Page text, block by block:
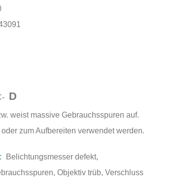
D
weist massive Gebrauchsspuren auf.
zum Aufbereiten verwendet werden.
Belichtungsmesser defekt,
Objektiv trüb, Verschluss